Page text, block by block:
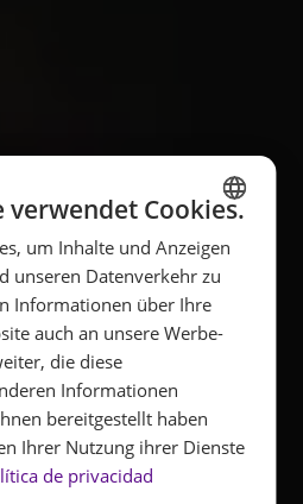
SPANISH
ENGLISH
FRENCH
verwendet Cookies.
um Inhalte und Anzeigen
unseren Datenverkehr zu
Informationen über Ihre
auch an unsere Werbe-
die diese
Informationen
bereitgestellt haben
Ihrer Nutzung ihrer Dienste
de privacidad